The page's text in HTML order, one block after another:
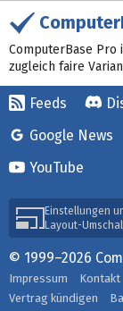
ComputerBase
zugleich faire
Feeds
Google News
YouTube
Einstellungen
Layout-
© 1999–2026
Impressum Kontakt
Vertrag kündigen